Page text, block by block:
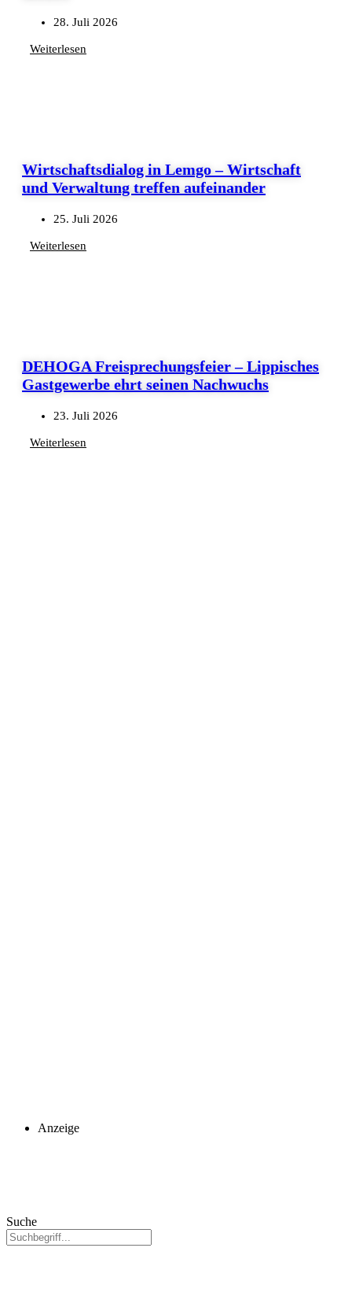
28. Juli 2026
Weiterlesen
Wirtschaftsdialog in Lemgo – Wirtschaft
und Verwaltung treffen aufeinander
25. Juli 2026
Weiterlesen
DEHOGA Freisprechungsfeier – Lippisches
Gastgewerbe ehrt seinen Nachwuchs
23. Juli 2026
Weiterlesen
Anzeige
Suche